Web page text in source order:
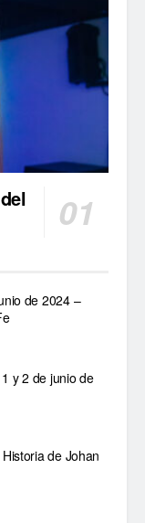
de 2024 –
y 2 de junio de
de Johan